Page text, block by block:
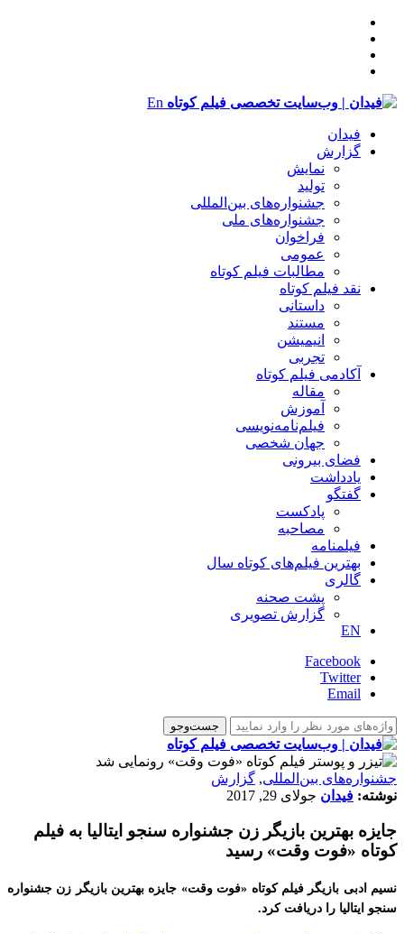
En
فیدان
گزارش
نمایش
تولید
‌‌جشنواره‌های بین‌المللی
جشنواره‌های ملی
فراخوان
عمومی
مطالبات فیلم کوتاه
نقد فیلم کوتاه
داستانی
مستند
انیمیشن
تجربی
آکادمی فیلم کوتاه
مقاله
آموزش
فیلم‌نامه‌نویسی
جهان شخصی
فضای بیرونی
یادداشت
گفتگو
پادکست
مصاحبه
فیلمنامه
بهترین فیلم‌های کوتاه سال
گالری
پشت صحنه
گزارش تصویری
EN
Facebook
Twitter
Email
‌‌جشنواره‌های بین‌المللی, گزارش
نوشته: فیدان جولای 29, 2017
جایزه بهترین بازیگر زن جشنواره سنجو ایتالیا به فیلم
کوتاه «فوت وقت» رسید
نسیم ادبی بازیگر فیلم کوتاه «فوت وقت» جایزه بهترین بازیگر زن جشنواره
سنجو ایتالیا را دریافت کرد.